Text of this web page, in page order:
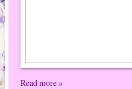
Read more »